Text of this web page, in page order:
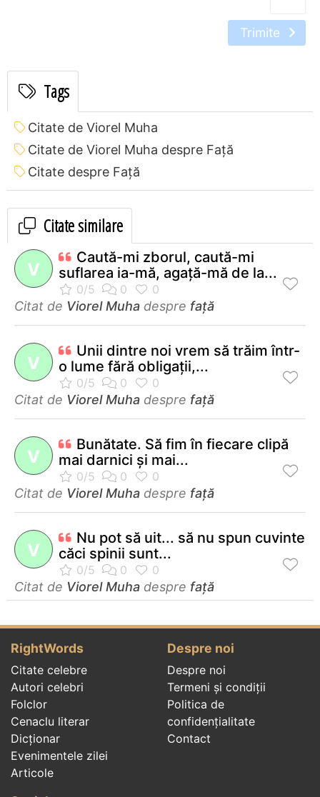
Trimite
Tags
Citate de Viorel Muha
Citate de Viorel Muha despre Față
Citate despre Față
Citate similare
V
Caută-mi zborul, caută-mi
suflarea ia-mă, agaţă-mă de la...
Citat de Viorel Muha despre față
V
Unii dintre noi vrem să trăim într-
o lume fără obligaţii,...
Citat de Viorel Muha despre față
V
Bunătate. Să fim în fiecare clipă
mai darnici şi mai...
Citat de Viorel Muha despre față
V
Nu pot să uit... să nu spun cuvinte
căci spinii sunt...
Citat de Viorel Muha despre față
RightWords
Citate celebre
Autori celebri
Folclor
Cenaclu literar
Dicționar
Evenimentele zilei
Articole
Despre noi
Despre noi
Termeni și condiții
Politica de
confidenţialitate
Contact